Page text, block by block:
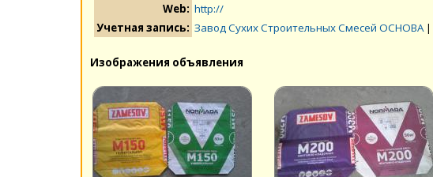
Web: http://
Учетная запись: Завод Сухих Строительных Смесей ОСНОВА|
Изображения объявления